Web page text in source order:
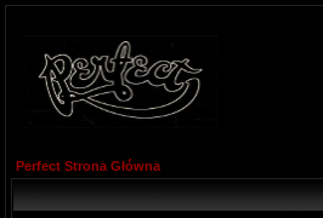
Perfect Strona Główna